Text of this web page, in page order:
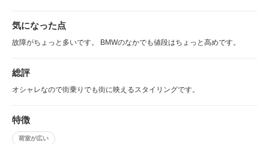
気になった点
故障がちょっと多いです。 BMWのなかでも値段はちょっと高めです。
総評
オシャレなので街乗りでも街に映えるスタイリングです。
特徴
荷室が広い